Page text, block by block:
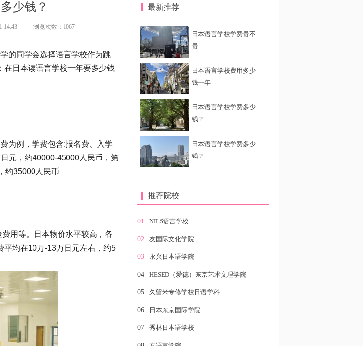
少钱？
14:43 浏览次数：1067
的同学会选择语言学校作为跳
在日本读语言学校一年要多少钱
为例，学费包含:报名费、入学
元，约40000-45000人民币，第
约35000人民币
用等。日本物价水平较高，各
平均在10万-13万日元左右，约5
最新推荐
日本语言学校学费贵不
贵
日本语言学校费用多少
钱一年
日本语言学校学费多少
钱？
日本语言学校学费多少
钱？
推荐院校
01 NILS语言学校
02 友国际文化学院
03 永兴日本语学院
04 HESED（爱德）东京艺术文理学院
05 久留米专修学校日语学科
06 日本东京国际学院
07 秀林日本语学校